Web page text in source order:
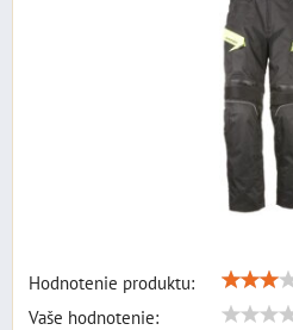
Hodnotenie produktu:
Vaše hodnotenie: